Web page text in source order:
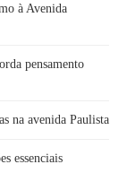
à Avenida
pensamento
na avenida Paulista
essenciais